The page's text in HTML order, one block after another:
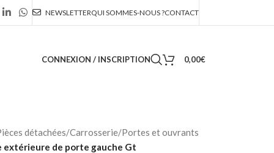
NEWSLETTERQUI SOMMES-NOUS ?CONTACT
CONNEXION / INSCRIPTION 0,00€
détachées/Carrosserie/Portes et ouvrants
extérieure de porte gauche Gt